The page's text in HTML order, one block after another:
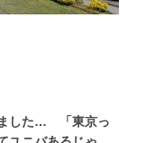
ました… 「東京っ